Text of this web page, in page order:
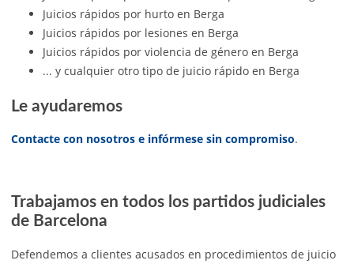
Juicios rápidos por hurto en Berga
Juicios rápidos por lesiones en Berga
Juicios rápidos por violencia de género en Berga
... y cualquier otro tipo de juicio rápido en Berga
Le ayudaremos
Contacte con nosotros e infórmese sin compromiso.
Trabajamos en todos los partidos judiciales
de Barcelona
Defendemos a clientes acusados en procedimientos de juicio